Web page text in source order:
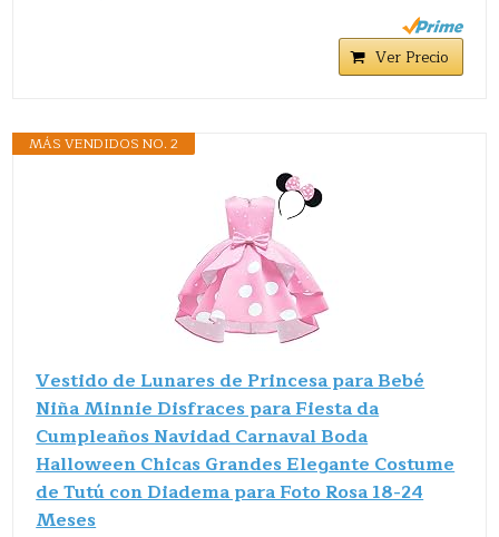
Ver Precio
MÁS VENDIDOS NO. 2
Vestido de Lunares de Princesa para Bebé
Niña Minnie Disfraces para Fiesta da
Cumpleaños Navidad Carnaval Boda
Halloween Chicas Grandes Elegante Costume
de Tutú con Diadema para Foto Rosa 18-24
Meses